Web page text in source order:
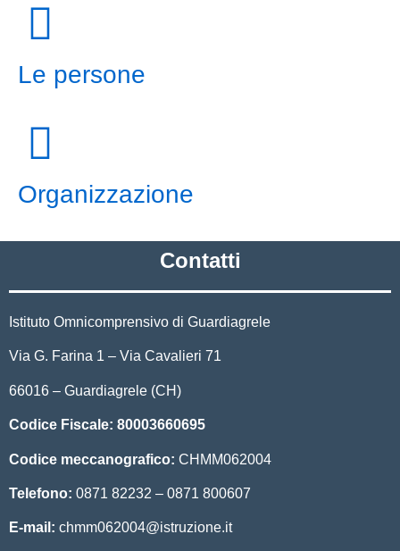
Le persone
Organizzazione
Contatti
Istituto Omnicomprensivo di Guardiagrele
Via G. Farina 1 – Via Cavalieri 71
66016 – Guardiagrele (CH)
Codice Fiscale: 80003660695
Codice meccanografico: CHMM062004
Telefono: 0871 82232 – 0871 800607
E-mail: chmm062004@istruzione.it